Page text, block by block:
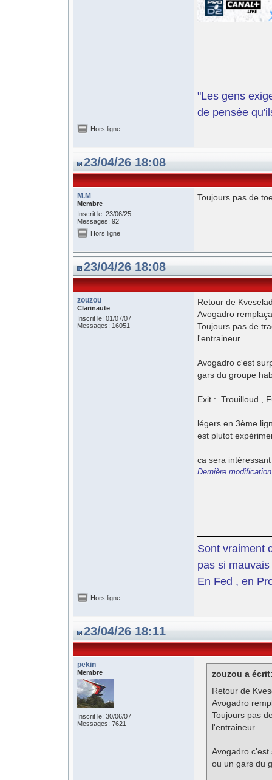
"Les gens
de pensée
Hors ligne
23/04/26 18:08
M.M
Membre
Inscrit le: 23/06/25
Messages: 92
Toujours pas de
Hors ligne
23/04/26 18:08
zouzou
Clarinaute
Inscrit le: 01/07/07
Messages: 16051
Retour de
Avogadro
Toujours pas de
l'entraineur ...
Avogadro c'est
gars du groupe
Exit : Trouilloud ,
légers en 3ème
est plutot
ca sera
Dernière
Sont vraiment
pas si
En Fed , en
Hors ligne
23/04/26 18:11
pekin
Membre
Inscrit le: 30/06/07
Messages: 7621
zouzou a
Retour de
Avogadro
Toujours pas
l'entraineur ...
Avogadro
ou un gars du